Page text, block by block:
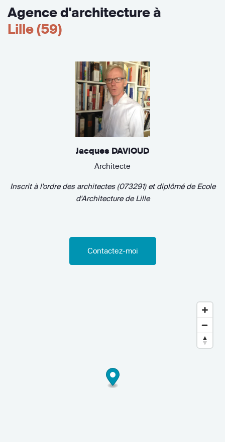
Agence d'architecture à
Lille (59)
Jacques DAVIOUD
Architecte
Inscrit à l'ordre des architectes (073291) et diplômé deEcole
d'Architecture de Lille
Contactez-moi